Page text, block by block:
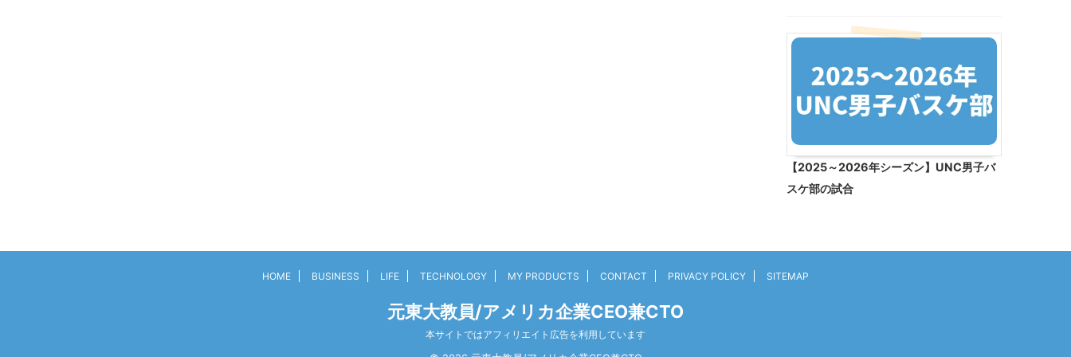
【2025～2026年シーズン】UNC男子バ
スケ部の試合
HOME BUSINESS LIFE TECHNOLOGY MY PRODUCTS CONTACT PRIVACY POLICY SITEMAP
元東大教員/アメリカ企業CEO兼CTO
本サイトではアフィリエイト広告を利用しています